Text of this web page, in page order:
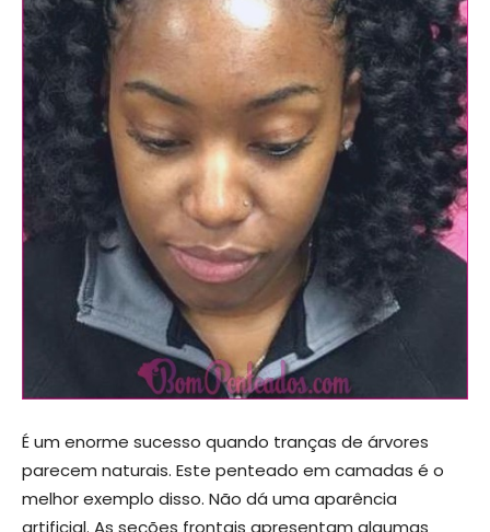
É um enorme sucesso quando tranças de árvores
parecem naturais. Este penteado em camadas é o
melhor exemplo disso. Não dá uma aparência
artificial. As seções frontais apresentam algumas